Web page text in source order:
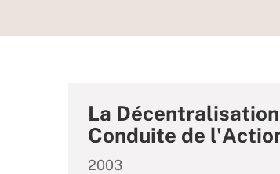
La
Conduite de
2003